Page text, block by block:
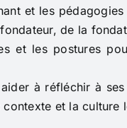
et les
de la
et les postures
à réfléchir à
et la culture